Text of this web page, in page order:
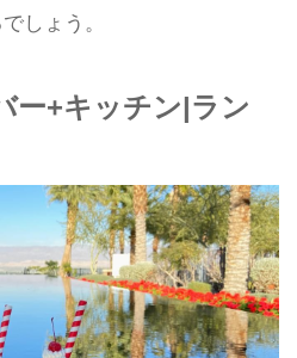
しょう。
ー+キッチン|ラン